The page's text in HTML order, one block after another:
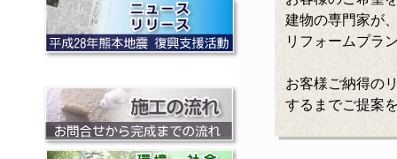
建物の専門家が
リフォームプラ
お客様ご納得の
するまでご提案